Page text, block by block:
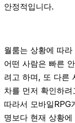
안정적입니다.
월룸는 상황에 따
어떤 사람은 빠른
려고 하며, 또 다른
차를 먼저 확인하
따라서 모바일RPG
명보다 현재 상황